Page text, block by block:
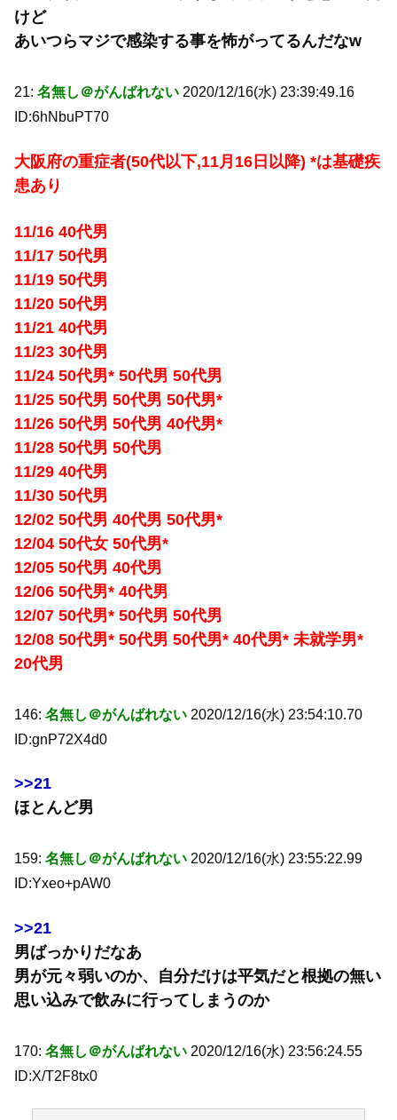
けど
あいつらマジで感染する事を怖がってるんだなw
21: 名無し＠がんばれない 2020/12/16(水) 23:39:49.16
ID:6hNbuPT70
大阪府の重症者(50代以下,11月16日以降) *は基礎疾
患あり
11/16 40代男
11/17 50代男
11/19 50代男
11/20 50代男
11/21 40代男
11/23 30代男
11/24 50代男* 50代男 50代男
11/25 50代男 50代男 50代男*
11/26 50代男 50代男 40代男*
11/28 50代男 50代男
11/29 40代男
11/30 50代男
12/02 50代男 40代男 50代男*
12/04 50代女 50代男*
12/05 50代男 40代男
12/06 50代男* 40代男
12/07 50代男* 50代男 50代男
12/08 50代男* 50代男 50代男* 40代男* 未就学男*
20代男
146: 名無し＠がんばれない 2020/12/16(水) 23:54:10.70
ID:gnP72X4d0
>>21
ほとんど男
159: 名無し＠がんばれない 2020/12/16(水) 23:55:22.99
ID:Yxeo+pAW0
>>21
男ばっかりだなあ
男が元々弱いのか、自分だけは平気だと根拠の無い
思い込みで飲みに行ってしまうのか
170: 名無し＠がんばれない 2020/12/16(水) 23:56:24.55
ID:X/T2F8tx0